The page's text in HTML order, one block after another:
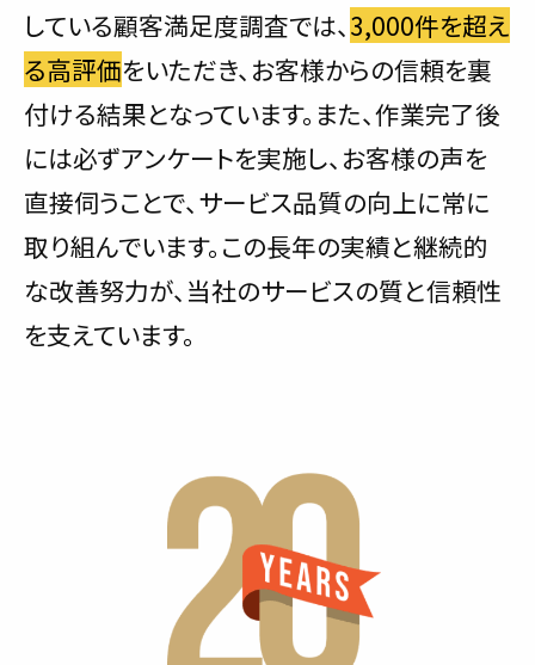
している顧客満足度調査では、 3,000件を超え
る高評価をいただき、お客様からの信頼を裏
付ける結果となっています。また、作業完了後
には必ずアンケートを実施し、お客様の声を
直接伺うことで、サービス品質の向上に常に
取り組んでいます。この長年の実績と継続的
な改善努力が、当社のサービスの質と信頼性
を支えています。